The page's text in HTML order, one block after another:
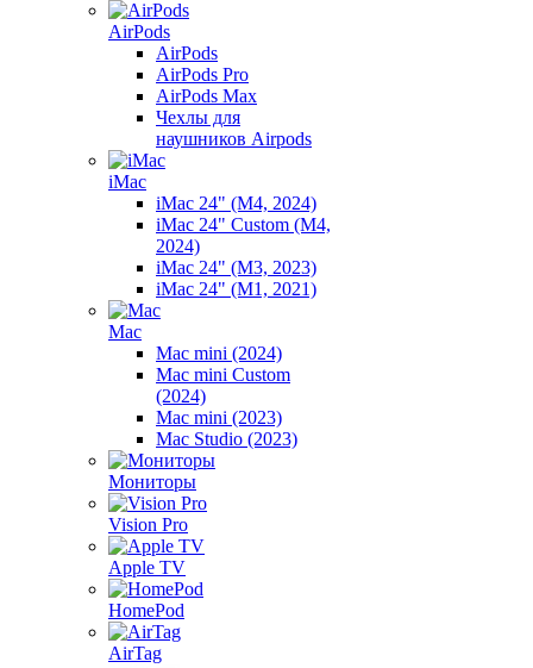
AirPods
AirPods
AirPods Pro
AirPods Max
Чехлы для
наушников Airpods
iMac
iMac 24" (M4, 2024)
iMac 24" Custom (M4,
2024)
iMac 24" (M3, 2023)
iMac 24" (M1, 2021)
Mac
Mac mini (2024)
Mac mini Custom
(2024)
Mac mini (2023)
Mac Studio (2023)
Мониторы
Vision Pro
Apple TV
HomePod
AirTag